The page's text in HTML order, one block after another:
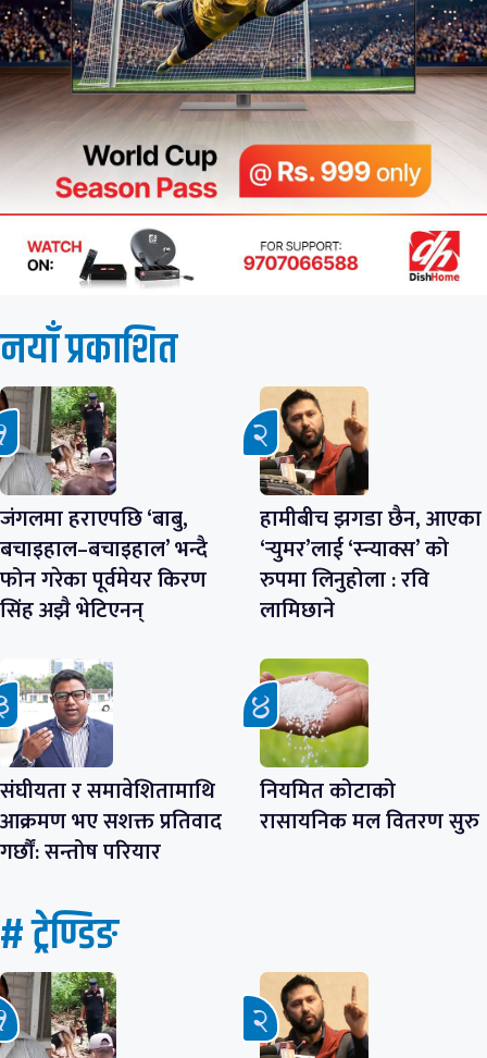
नयाँ प्रकाशित
जंगलमा हराएपछि ‘बाबु,
बचाइहाल–बचाइहाल’ भन्दै
फोन गरेका पूर्वमेयर किरण
सिंह अझै भेटिएनन्
हामीबीच झगडा छैन, आएका
‘र्‍युमर’लाई ‘स्न्याक्स’ को
रुपमा लिनुहोला : रवि
लामिछाने
संघीयता र समावेशितामाथि
आक्रमण भए सशक्त प्रतिवाद
गर्छौं: सन्तोष परियार
नियमित कोटाको
रासायनिक मल वितरण सुरु
# ट्रेण्डिङ